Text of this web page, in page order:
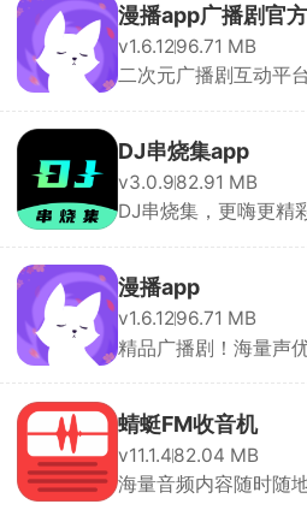
漫播app广播剧官
v1.6.1296.71 MB
二次元广播剧互动平
DJ串烧集app
v3.0.982.91 MB
DJ串烧集，更嗨更精
漫播app
v1.6.1296.71 MB
精品广播剧！海量声优
蜻蜓FM收音机
v11.1.482.04 MB
海量音频内容随时随